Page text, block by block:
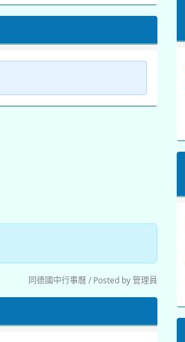
同德國中行事曆 / Posted by 管理員